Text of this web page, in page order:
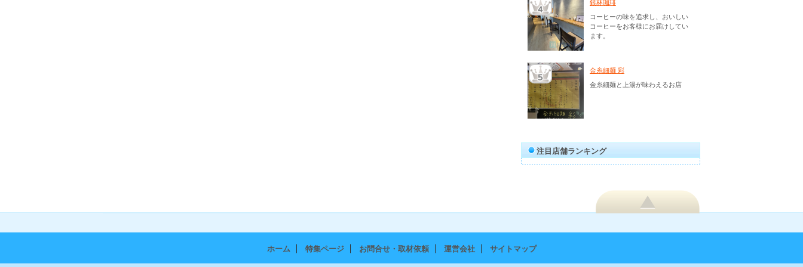
銀林珈琲
コーヒーの味を追求し、おいしい
コーヒーをお客様にお届けしてい
ます。
金糸細麺 彩
金糸細麺と上湯が味わえるお店
注目店舗ランキング
ホーム 特集ページ お問合せ・取材依頼 運営会社 サイトマップ